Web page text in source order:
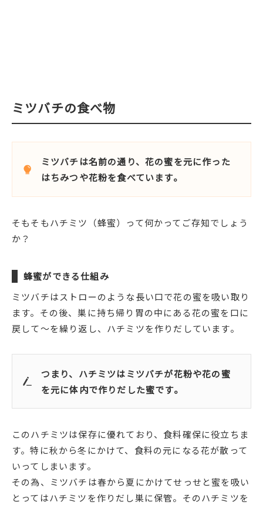
ミツバチの食べ物
ミツバチは名前の通り、花の蜜を元に作った
はちみつや花粉を食べています。
そもそもハチミツ（蜂蜜）って何かってご存知でしょう
か？
蜂蜜ができる仕組み
ミツバチはストローのような長い口で花の蜜を吸い取り
ます。その後、巣に持ち帰り胃の中にある花の蜜を口に
戻して～を繰り返し、ハチミツを作りだしています。
つまり、ハチミツはミツバチが花粉や花の蜜
を元に体内で作りだした蜜です。
このハチミツは保存に優れており、食料確保に役立ちま
す。特に秋から冬にかけて、食料の元になる花が散って
いってしまいます。
その為、ミツバチは春から夏にかけてせっせと蜜を吸い
とってはハチミツを作りだし巣に保管。そのハチミツを